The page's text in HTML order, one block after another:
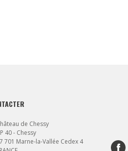
de Chessy
40 - Chessy
701 Marne-la-Vallée Cedex 4